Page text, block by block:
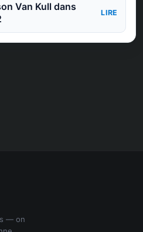
Van Kull dans
LIRE
— on